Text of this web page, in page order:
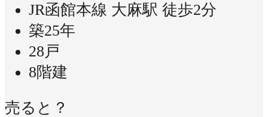
JR函館本線 大麻駅 徒歩2分
築25年
28戸
8階建
売ると？